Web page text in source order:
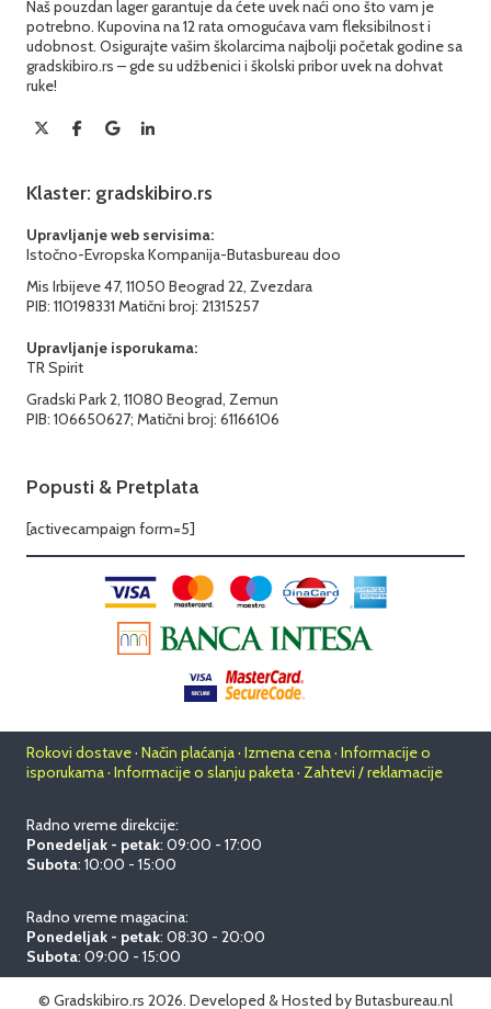
Naš pouzdan lager garantuje da ćete uvek naći ono što vam je
potrebno. Kupovina na 12 rata omogućava vam fleksibilnost i
udobnost. Osigurajte vašim školarcima najbolji početak godine sa
gradskibiro.rs – gde su udžbenici i školski pribor uvek na dohvat
ruke!
Klaster: gradskibiro.rs
Upravljanje web servisima:
Istočno-Evropska Kompanija-Butasbureau doo
Mis Irbijeve 47, 11050 Beograd 22, Zvezdara
PIB: 110198331 Matični broj: 21315257
Upravljanje isporukama:
TR Spirit
Gradski Park 2, 11080 Beograd, Zemun
PIB: 106650627; Matični broj: 61166106
Popusti & Pretplata
[activecampaign form=5]
Rokovi dostave · Način plaćanja · Izmena cena · Informacije o
isporukama · Informacije o slanju paketa · Zahtevi / reklamacije
Radno vreme direkcije:
Ponedeljak - petak: 09:00 - 17:00
Subota: 10:00 - 15:00
Radno vreme magacina:
Ponedeljak - petak: 08:30 - 20:00
Subota: 09:00 - 15:00
© Gradskibiro.rs 2026. Developed & Hosted byButasbureau.nl